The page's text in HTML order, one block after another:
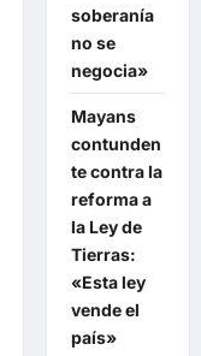
soberanía
no se
negocia»
Mayans
contunden
te contra la
reforma a
la Ley de
Tierras:
«Esta ley
vende el
país»